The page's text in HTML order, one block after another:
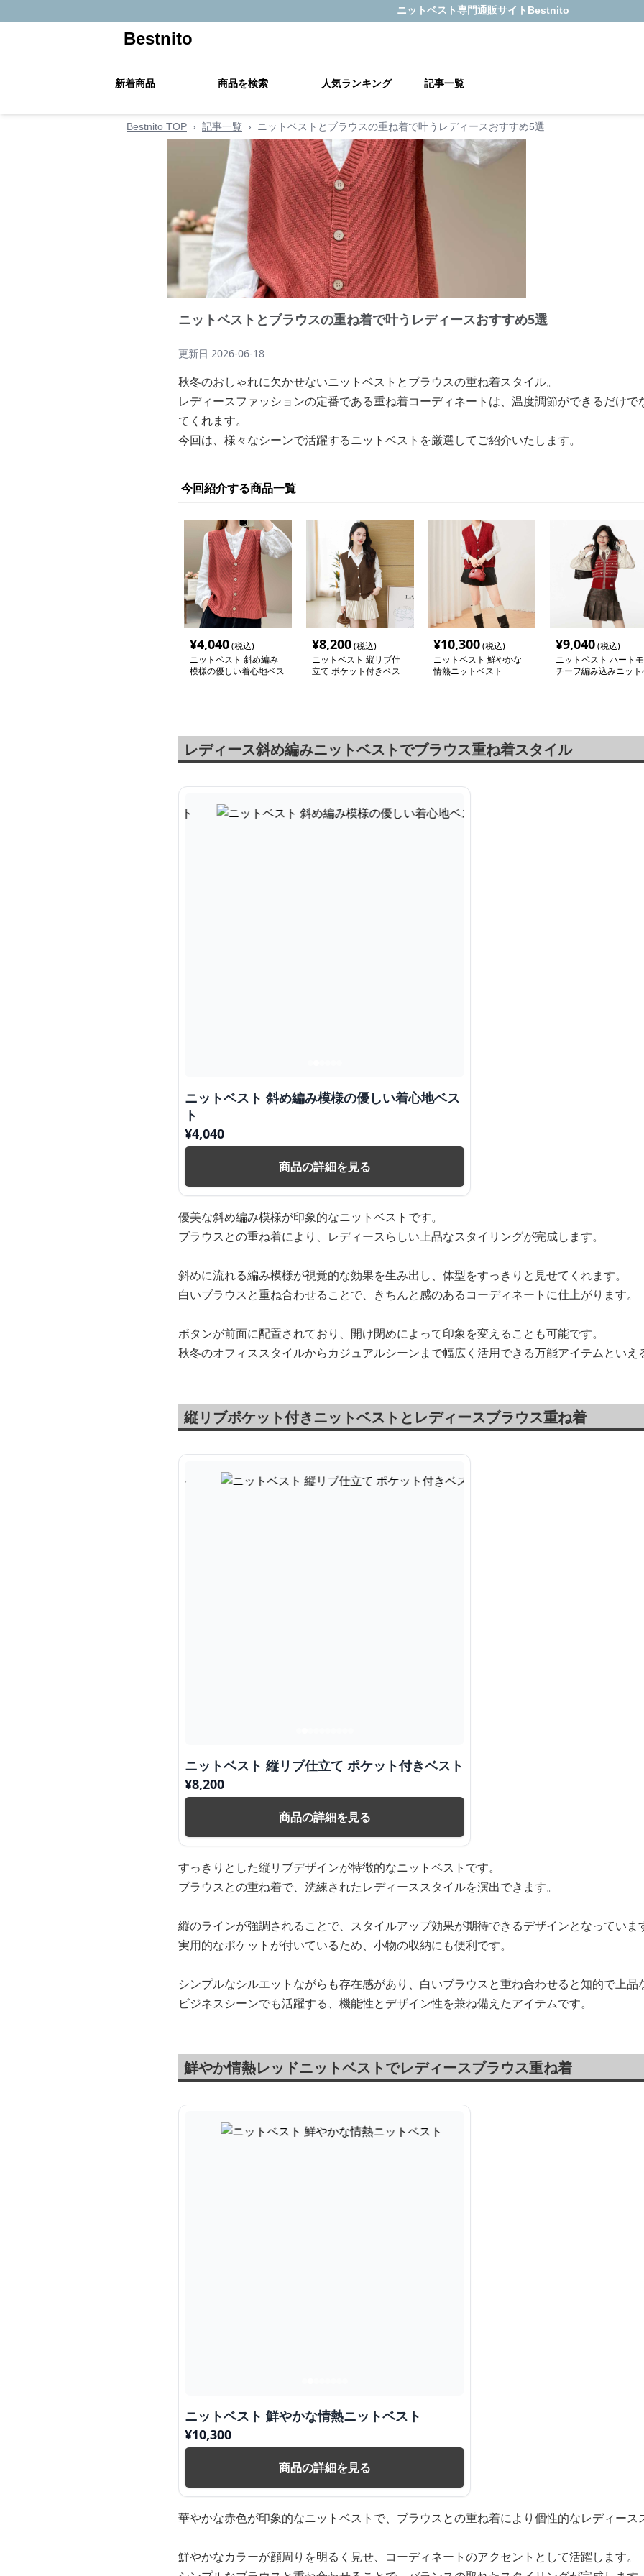
ニットベスト専門通販サイト Bestnito
Bestnito
新着商品 商品を検索 人気ランキング 記事一覧
Bestnito TOP › 記事一覧 › ニットベストとブラウスの重ね着で叶うレディースおすすめ5選
ニットベストとブラウスの重ね着で叶うレディースおすすめ5選
更新日 2026-06-18
秋冬のおしゃれに欠かせないニットベストとブラウスの重ね着スタイル。
レディースファッションの定番である重ね着コーディネートは、温度調節ができるだけ
てくれます。
今回は、様々なシーンで活躍するニットベストを厳選してご紹介いたします。
今回紹介する商品一覧
¥4,040(税込)
ニットベスト 斜め編み
模様の優しい着心地ベス
¥8,200(税込)
ニットベスト 縦リブ仕
立て ポケット付きベス
¥10,300(税込)
ニットベスト 鮮やかな
情熱ニットベスト
¥9,040(税込)
ニットベスト ハートモ
チーフ編み込みニット
レディース斜め編みニットベストでブラウス重ね着スタイル
ニットベスト 斜め編み模様の優しい着心地ベス
ト
¥4,040
商品の詳細を見る
優美な斜め編み模様が印象的なニットベストです。
ブラウスとの重ね着により、レディースらしい上品なスタイリングが完成します。
斜めに流れる編み模様が視覚的な効果を生み出し、体型をすっきりと見せてくれます。
白いブラウスと重ね合わせることで、きちんと感のあるコーディネートに仕上がります。
ボタンが前面に配置されており、開け閉めによって印象を変えることも可能です。
秋冬のオフィススタイルからカジュアルシーンまで幅広く活用できる万能アイテムといえ
縦リブポケット付きニットベストとレディースブラウス重ね着
ニットベスト 縦リブ仕立て ポケット付きベスト
¥8,200
商品の詳細を見る
すっきりとした縦リブデザインが特徴的なニットベストです。
ブラウスとの重ね着で、洗練されたレディーススタイルを演出できます。
縦のラインが強調されることで、スタイルアップ効果が期待できるデザインとなっていま
実用的なポケットが付いているため、小物の収納にも便利です。
シンプルなシルエットながらも存在感があり、白いブラウスと重ね合わせると知的で上品
ビジネスシーンでも活躍する、機能性とデザイン性を兼ね備えたアイテムです。
鮮やか情熱レッドニットベストでレディースブラウス重ね着
ニットベスト 鮮やかな情熱ニットベスト
¥10,300
商品の詳細を見る
華やかな赤色が印象的なニットベストで、ブラウスとの重ね着により個性的なレディース
鮮やかなカラーが顔周りを明るく見せ、コーディネートのアクセントとして活躍します。